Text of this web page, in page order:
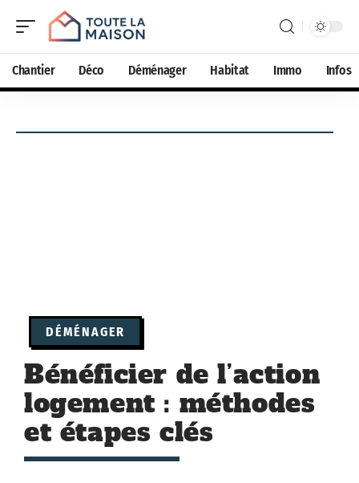
Chantier Déco Déménager Habitat Immo Infos
DÉMÉNAGER
Bénéficier de l’action
logement : méthodes
et étapes clés